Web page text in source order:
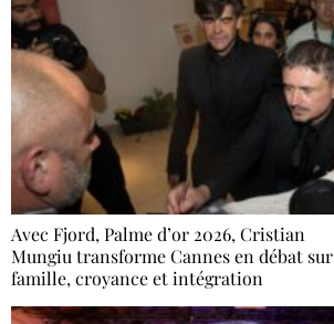
Avec Fjord, Palme d’or 2026, Cristian
Mungiu transforme Cannes en débat sur
famille, croyance et intégration